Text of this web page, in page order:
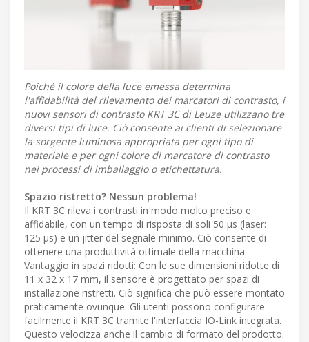
Poiché il colore della luce emessa determina
l'affidabilità del rilevamento dei marcatori di contrasto, i
nuovi sensori di contrasto KRT 3C di Leuze utilizzano tre
diversi tipi di luce. Ciò consente ai clienti di selezionare
la sorgente luminosa appropriata per ogni tipo di
materiale e per ogni colore di marcatore di contrasto
nei processi di imballaggio o etichettatura.
Spazio ristretto? Nessun problema!
Il KRT 3C rileva i contrasti in modo molto preciso e
affidabile, con un tempo di risposta di soli 50 µs (laser:
125 µs) e un jitter del segnale minimo. Ciò consente di
ottenere una produttività ottimale della macchina.
Vantaggio in spazi ridotti: Con le sue dimensioni ridotte di
11 x 32 x 17 mm, il sensore è progettato per spazi di
installazione ristretti. Ciò significa che può essere montato
praticamente ovunque. Gli utenti possono configurare
facilmente il KRT 3C tramite l'interfaccia IO-Link integrata.
Questo velocizza anche il cambio di formato del prodotto.